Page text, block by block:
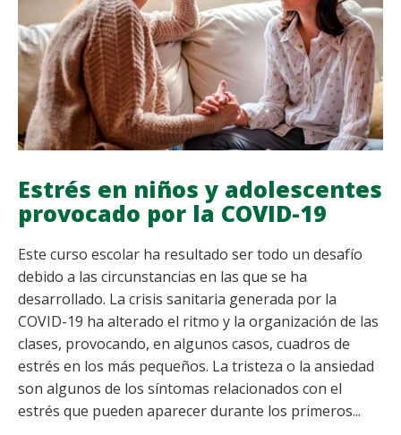
Estrés en niños y adolescentes
provocado por la COVID-19
Este curso escolar ha resultado ser todo un desafío
debido a las circunstancias en las que se ha
desarrollado. La crisis sanitaria generada por la
COVID-19 ha alterado el ritmo y la organización de las
clases, provocando, en algunos casos, cuadros de
estrés en los más pequeños. La tristeza o la ansiedad
son algunos de los síntomas relacionados con el
estrés que pueden aparecer durante los primeros...